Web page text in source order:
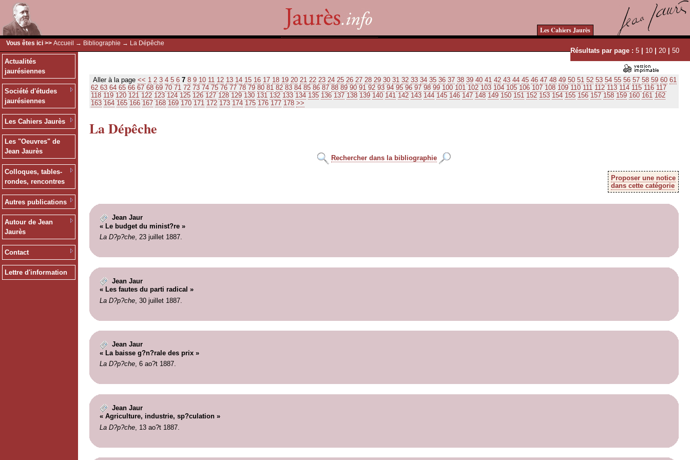
Les Cahiers Jaurès
Vous êtes ici >> Accueil → Bibliographie → La Dépêche
Résultats par page : 5 | 10 | 20 | 50
Actualités
jaurésiennes
Société d'études
jaurésiennes
Les Cahiers Jaurès
Les "Oeuvres" de
Jean Jaurès
Colloques, tables-
rondes, rencontres
Autres publications
Autour de Jean
Jaurès
Contact
Lettre d'information
Aller à la page << 1 2 3 4 5 6 7 8 9 10 11 12 13 14 15 16 17 18 19 20 21 22 23 24 25 26 27 28 29 30 31 32 33 34 35 36 37 38 39 40 41 42 43 44 45 46 47 48 49 50 51 52 53 54 55 56 57 58 59 60 61
62 63 64 65 66 67 68 69 70 71 72 73 74 75 76 77 78 79 80 81 82 83 84 85 86 87 88 89 90 91 92 93 94 95 96 97 98 99 100 101 102 103 104 105 106 107 108 109 110 111 112 113 114 115 116 117
118 119 120 121 122 123 124 125 126 127 128 129 130 131 132 133 134 135 136 137 138 139 140 141 142 143 144 145 146 147 148 149 150 151 152 153 154 155 156 157 158 159 160 161 162
163 164 165 166 167 168 169 170 171 172 173 174 175 176 177 178 >>
La Dépêche
Rechercher dans la bibliographie
Proposer une notice
dans cette catégorie
Jean Jaur
« Le budget du minist?re »
La D?p?che, 23 juillet 1887.
Jean Jaur
« Les fautes du parti radical »
La D?p?che, 30 juillet 1887.
Jean Jaur
« La baisse g?n?rale des prix »
La D?p?che, 6 ao?t 1887.
Jean Jaur
« Agriculture, industrie, sp?culation »
La D?p?che, 13 ao?t 1887.